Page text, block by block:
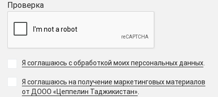
Проверка
Я соглашаюсь с обработкой моих персональных данных
Я соглашаюсь на получение маркетинговых материалов
от ДООО «Цеппелин Таджикистан».